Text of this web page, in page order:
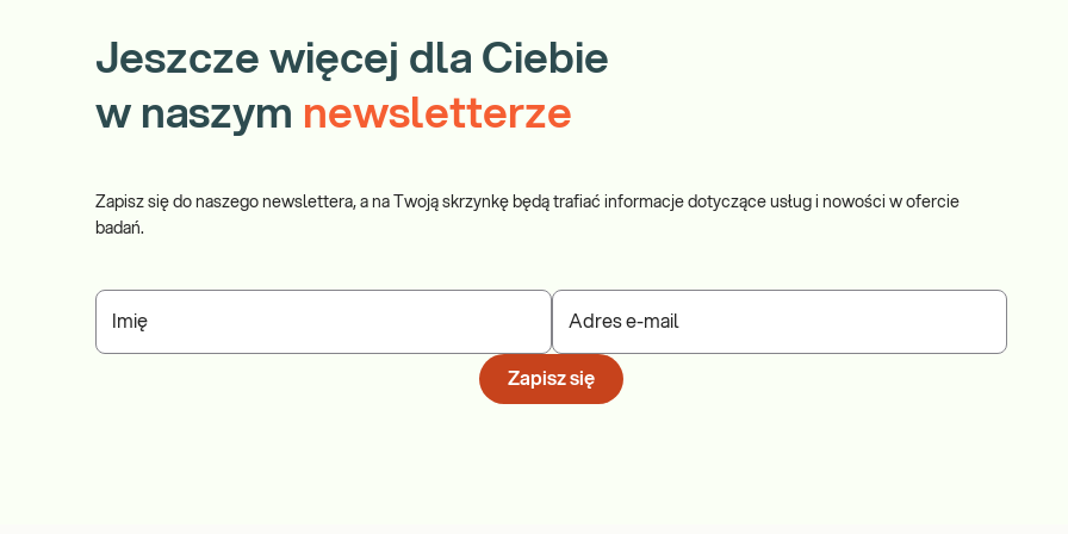
Jeszcze więcej dla Ciebie
w naszym newsletterze
Zapisz się do naszego newslettera, a na Twoją skrzynkę będą trafiać informacje dotyczące usług i nowości w ofercie
badań.
Imię Adres e-mail
Zapisz się